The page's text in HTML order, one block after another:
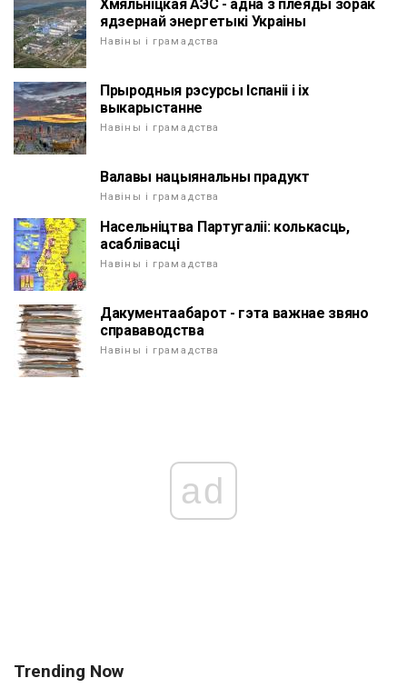
Хмяльніцкая АЭС - адна з плеяды зорак
ядзернай энергетыкі Украіны
Навіны і грамадства
Прыродныя рэсурсы Іспаніі і іх
выкарыстанне
Навіны і грамадства
Валавы нацыянальны прадукт
Навіны і грамадства
Насельніцтва Партугаліі: колькасць,
асаблівасці
Навіны і грамадства
Дакументаабарот - гэта важнае звяно
справаводства
Навіны і грамадства
ad
Trending Now